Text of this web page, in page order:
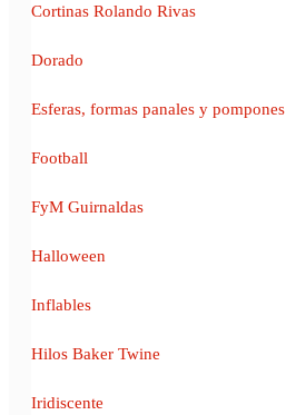
Cortinas Rolando Rivas
Dorado
Esferas, formas panales y pompones
Football
FyM Guirnaldas
Halloween
Inflables
Hilos Baker Twine
Iridiscente